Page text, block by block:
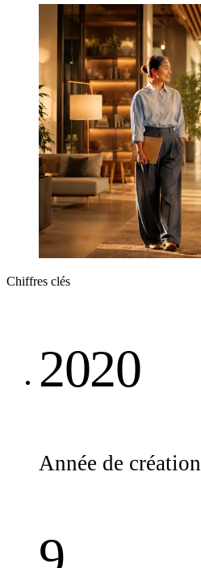
Chiffres clés
2020
Année de création